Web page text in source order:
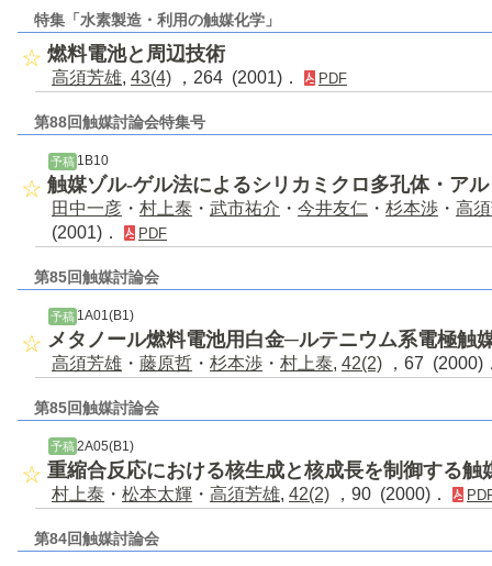
特集「水素製造・利用の触媒化学」
燃料電池と周辺技術
高須芳雄, 43(4) ，264 (2001)． PDF
第88回触媒討論会特集号
予稿1B10
触媒ゾル-ゲル法によるシリカミクロ多孔体・ア
田中一彦 ・ 村上泰 ・ 武市祐介 ・ 今井友仁 ・ 杉本渉 ・ 高
(2001)．
PDF
第85回触媒討論会
予稿1A01(B1)
メタノール燃料電池用白金─ルテニウム系電極触
高須芳雄 ・ 藤原哲 ・ 杉本渉 ・ 村上泰, 42(2) ，67 (2000)
第85回触媒討論会
予稿 2A05(B1)
重縮合反応における核生成と核成長を制御する
村上泰 ・ 松本太輝 ・ 高須芳雄, 42(2) ，90 (2000)．
第84回触媒討論会